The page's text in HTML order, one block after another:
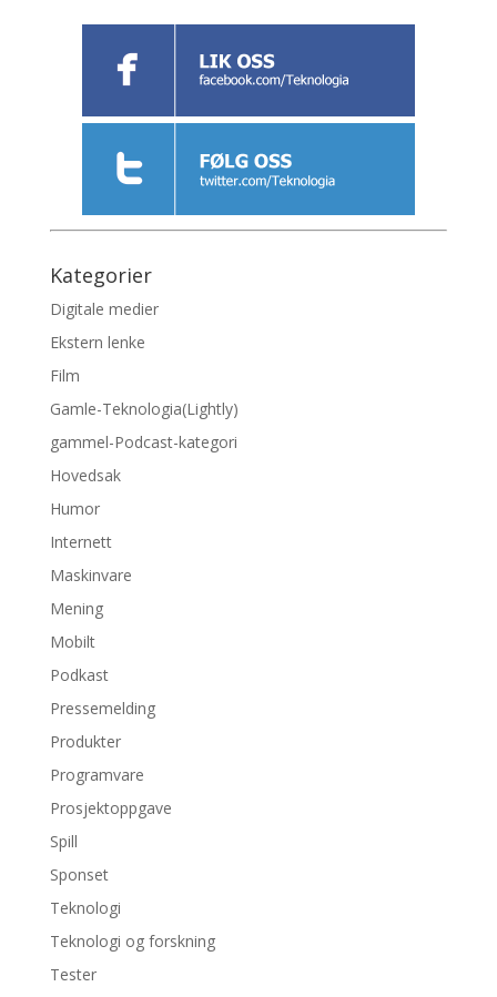
Kategorier
Digitale medier
Ekstern lenke
Film
Gamle-Teknologia(Lightly)
gammel-Podcast-kategori
Hovedsak
Humor
Internett
Maskinvare
Mening
Mobilt
Podkast
Pressemelding
Produkter
Programvare
Prosjektoppgave
Spill
Sponset
Teknologi
Teknologi og forskning
Tester